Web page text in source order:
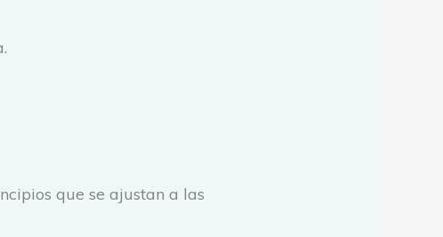
que se ajustan a las